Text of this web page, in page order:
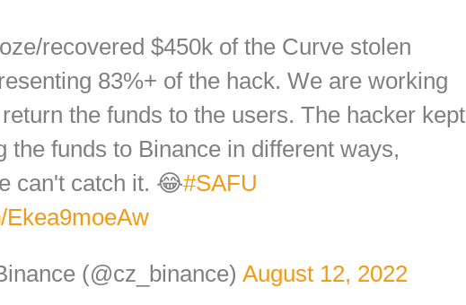
recovered $450k of the Curve stolen
83%+ of the hack. We are working
the funds to the users. The hacker kept
the funds to Binance in different ways,
can't catch it. 😂#SAFU
Ekea9moeAw
(@cz_binance) August 12, 2022